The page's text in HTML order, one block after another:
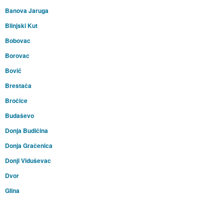
Banova Jaruga
Blinjski Kut
Bobovac
Borovac
Bović
Brestača
Bročice
Budaševo
Donja Budičina
Donja Gračenica
Donji Viduševac
Dvor
Glina